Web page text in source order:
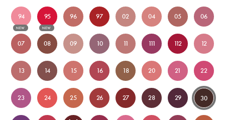
94
NEW
95
NEW
96 97 02 04 05 06
07 08 09 10 11 111 112 12
13 14 15 16 18 20 21 22
23 24 25 26 27 28 29 30